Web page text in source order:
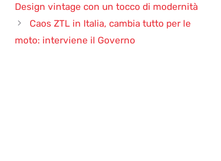
Design vintage con un tocco di modernità
Caos ZTL in Italia, cambia tutto per le
moto: interviene il Governo